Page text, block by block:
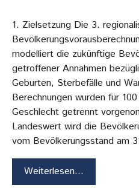
1. Zielsetzung Die 3.
modelliert die zukünftige
getroffener Annahmen
Geburten, Sterbefälle und
Berechnungen wurden für
Geschlecht getrennt
Landeswert wird die
vom Bevölkerungsstand am
Weiterlesen…